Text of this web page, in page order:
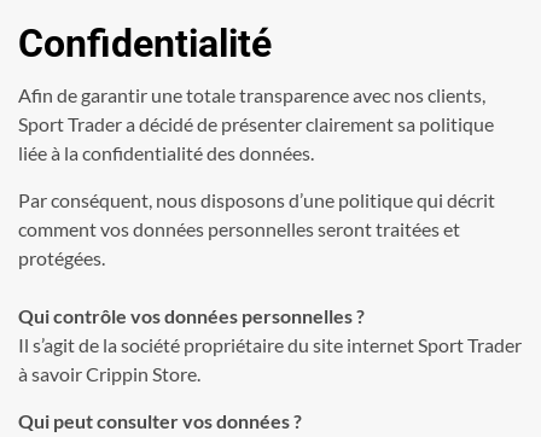
Confidentialité
Afin de garantir une totale transparence avec nos clients,
Sport Trader a décidé de présenter clairement sa politique
liée à la confidentialité des données.
Par conséquent, nous disposons d’une politique qui décrit
comment vos données personnelles seront traitées et
protégées.
Qui contrôle vos données personnelles ?
Il s’agit de la société propriétaire du site internet Sport Trader
à savoir Crippin Store.
Qui peut consulter vos données ?